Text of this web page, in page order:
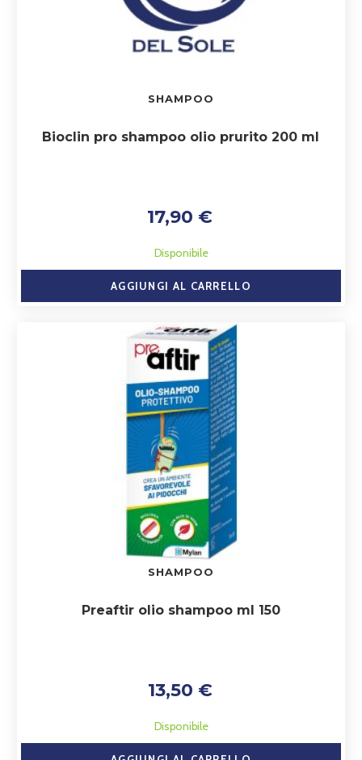
SHAMPOO
Bioclin pro shampoo olio prurito 200 ml
17,90 €
Disponibile
AGGIUNGI AL CARRELLO
SHAMPOO
Preaftir olio shampoo ml 150
13,50 €
Disponibile